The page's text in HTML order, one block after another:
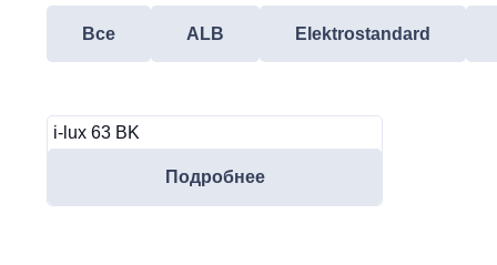
Все ALB Elektrostandard
i-lux 63 BK
Подробнее